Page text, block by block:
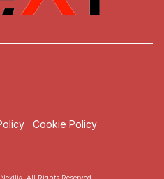
Cookie Policy